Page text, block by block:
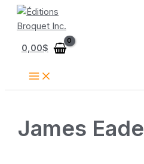
Aller
0,00$
James Eade